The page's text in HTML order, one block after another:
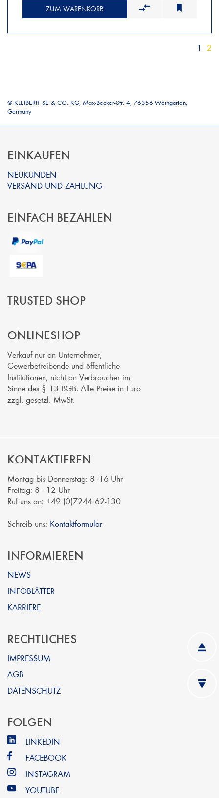
ZUM WARENKORB
1 2
© KLEIBERIT SE & CO. KG, Max-Becker-Str. 4, 76356 Weingarten,
Germany
EINKAUFEN
NEUKUNDEN
VERSAND UND ZAHLUNG
EINFACH BEZAHLEN
TRUSTED SHOP
ONLINESHOP
Verkauf nur an Unternehmer,
Gewerbetreibende und öffentliche
Institutionen, nicht an Verbraucher im
Sinne des § 13 BGB. Alle Preise in Euro
zzgl. gesetzl. MwSt.
KONTAKTIEREN
Montag bis Donnerstag: 8 -16 Uhr
Freitag: 8 - 12 Uhr
Ruf uns an: +49 (0)7244 62-130
Schreib uns: Kontaktformular
INFORMIEREN
NEWS
INFOBLÄTTER
KARRIERE
RECHTLICHES
IMPRESSUM
AGB
DATENSCHUTZ
FOLGEN
LINKEDIN
FACEBOOK
INSTAGRAM
YOUTUBE